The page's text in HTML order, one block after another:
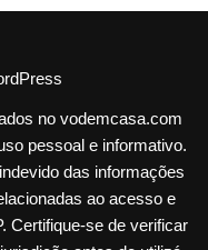
no vodemcasa.com
pessoal e informativo.
das informações
ao acesso e
Certifique-se de verificar